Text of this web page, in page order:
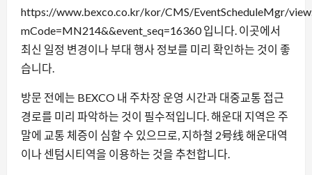
https://www.bexco.co.kr/kor/CMS/EventScheduleMgr/
mCode=MN214&&event_seq=16360 입니다. 이곳에서
최신 일정 변경이나 부대 행사 정보를 미리 확인하는 것이 좋
습니다.
방문 전에는 BEXCO 내 주차장 운영 시간과 대중교통 접근
경로를 미리 파악하는 것이 필수적입니다. 해운대 지역은 주
말에 교통 체증이 심할 수 있으므로, 지하철 2号线 해운대역
이나 센텀시티역을 이용하는 것을 추천합니다.